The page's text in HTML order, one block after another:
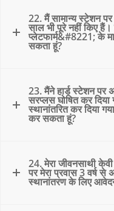
22. मैं सामान्य स्टेशन
साल भी पूरे नहीं किए
प्लेटफार्म&#8221; के
सकता हूं?
23. मैंने हार्ड स्टेशन पर
सरप्लस घोषित कर
स्थानांतरित कर दिया
कर सकता हूं?
24. मेरा जीवनसाथी
पर मेरा प्रवास 3 वर्ष
स्थानांतरण के लिए